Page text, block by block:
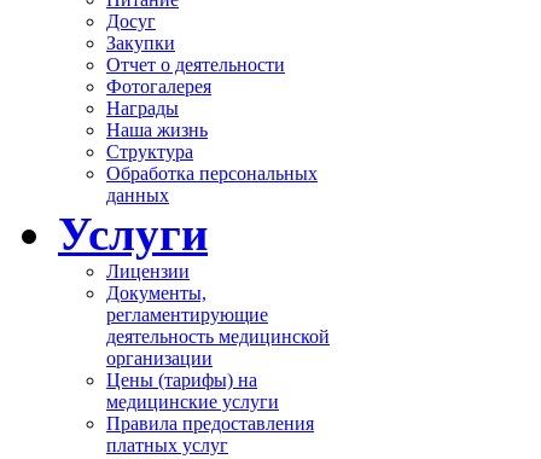
Досуг
Закупки
Отчет о деятельности
Фотогалерея
Награды
Наша жизнь
Структура
Обработка персональных
данных
Услуги
Лицензии
Документы,
регламентирующие
деятельность медицинской
организации
Цены (тарифы) на
медицинские услуги
Правила предоставления
платных услуг